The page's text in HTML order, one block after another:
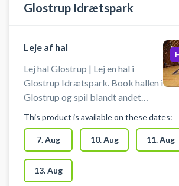
Glostrup Idrætspark
Leje af hal
Lej hal Glostrup | Lej en hal i
Glostrup Idrætspark. Book hallen i
Glostrup og spil blandt andet
Glostrup. Booking af hallen kan
foruden indendørs tennis bruges
til indendørs fodbold, håndbold,
pickleball eller badminton. Der er
net og mål til rådighed. Der er
This product is available on these dates:
7. Aug 10. Aug 11. Aug
13. Aug